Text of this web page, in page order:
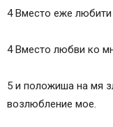
4 Вместо еже любити
4 Вместо любви ко
5 и положиша на мя
возлюбление мое.